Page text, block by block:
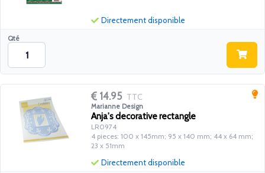
Qté
Directement disponible
14.95 TTC
Marianne Design
Anja's decorative rectangle
LR0974
4 pieces: 100 x 145mm; 95 x 140 mm; 44 x 64 mm;
23 x 51mm
Directement disponible